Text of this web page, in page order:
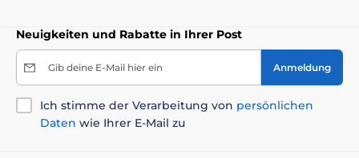
Neuigkeiten und Rabatte in Ihrer Post
Gib deine E-Mail hier ein Anmeldung
Ich stimme der Verarbeitung von persönlichen
Daten wie Ihrer E-Mail zu